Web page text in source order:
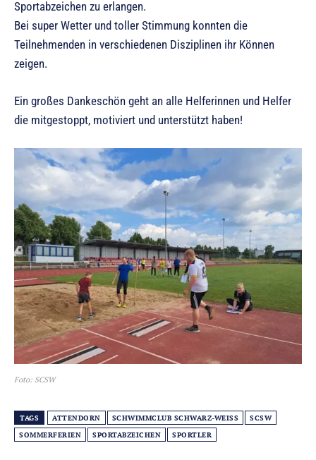
Sportabzeichen zu erlangen.
Bei super Wetter und toller Stimmung konnten die
Teilnehmenden in verschiedenen Disziplinen ihr Können
zeigen.
Ein großes Dankeschön geht an alle Helferinnen und Helfer
die mitgestoppt, motiviert und unterstützt haben!
Foto: SCSW
TAGS ATTENDORN SCHWIMMCLUB SCHWARZ-WEISS
SCSW
SOMMERFERIEN
SPORTABZEICHEN SPORTLER